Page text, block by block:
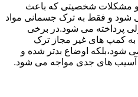
و مشکلات شخصیتی که باعث
شود و فقط به ترک جسمانی مواد
پرداخته می شود.در برخی
به کمپ های غیر مجاز ترک
نمی شود،بلکه اوضاع بدتر شده و
آسیب های جدی مواجه می شود.